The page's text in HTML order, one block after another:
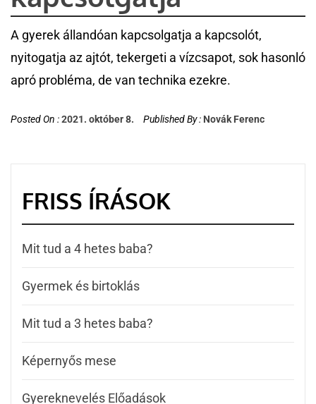
A gyerek állandóan kapcsolgatja a kapcsolót,
nyitogatja az ajtót, tekergeti a vízcsapot, sok hasonló
apró probléma, de van technika ezekre.
Posted On :2021. október 8. Published By : Novák Ferenc
FRISS ÍRÁSOK
Mit tud a 4 hetes baba?
Gyermek és birtoklás
Mit tud a 3 hetes baba?
Képernyős mese
Gyereknevelés Előadások